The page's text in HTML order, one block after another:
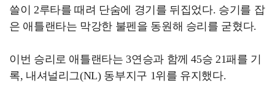
쓸이 2루타를 때려 단숨에 경기를 뒤집었다. 승기를 잡
은 애틀랜타는 막강한 불펜을 동원해 승리를 굳혔다.
이번 승리로 애틀랜타는 3연승과 함께 45승 21패를 기
록, 내셔널리그(NL) 동부지구 1위를 유지했다.